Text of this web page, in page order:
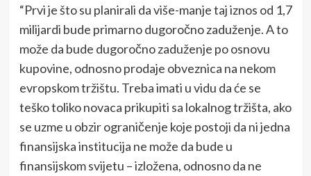
“Prvi je što su planirali da više-manje taj iznos od 1,7
milijardi bude primarno dugoročno zaduženje. A to
može da bude dugoročno zaduženje po osnovu
kupovine, odnosno prodaje obveznica na nekom
evropskom tržištu. Treba imati u vidu da će se
teško toliko novaca prikupiti sa lokalnog tržišta, ako
se uzme u obzir ograničenje koje postoji da ni jedna
finansijska institucija ne može da bude u
finansijskom svijetu – izložena, odnosno da ne